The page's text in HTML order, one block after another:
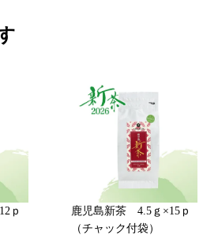
ｐ
鹿児島新茶 4.5ｇ×15ｐ
（チャック付袋）